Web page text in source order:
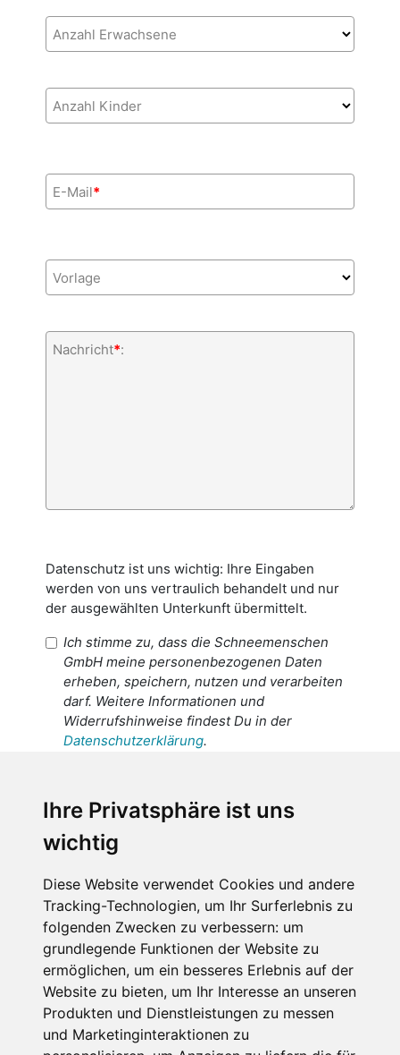
Ihre Privatsphäre ist uns
wichtig
Diese Website verwendet Cookies und andere
Tracking-Technologien, um Ihr Surferlebnis zu
folgenden Zwecken zu verbessern: um
grundlegende Funktionen der Website zu
ermöglichen, um ein besseres Erlebnis auf der
Website zu bieten, um Ihr Interesse an unseren
Produkten und Dienstleistungen zu messen
und Marketinginteraktionen zu
Anzahl Erwachsene
Anzahl Kinder
E-Mail*
Vorlage
Nachricht*:
Datenschutz ist uns wichtig: Ihre Eingaben
werden von uns vertraulich behandelt und nur
der ausgewählten Unterkunft übermittelt.
Ich stimme zu, dass die Schneemenschen
GmbH meine personenbezogenen Daten
erheben, speichern, nutzen und verarbeiten
darf. Weitere Informationen und
Widerrufshinweise findest Du in der
Datenschutzerklärung.
personenbezogenen Daten an den
Empfänger dieser Nachricht weitergeleitet
werden dürfen. Weitere Informationen und
Datenschutzerklärung.
Anfrage abschicken
Diese Seite ist durch reCAPTCHA geschützt und es
gelten die GoogleDatenschutzerklärung und
Nutzungsbedingungen.